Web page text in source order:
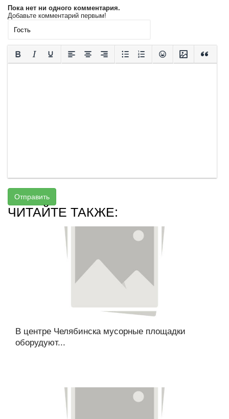
Пока нет ни одного комментария.
Добавьте комментарий первым!
Отправить
ЧИТАЙТЕ ТАКЖЕ:
В центре Челябинска мусорные площадки
оборудуют...